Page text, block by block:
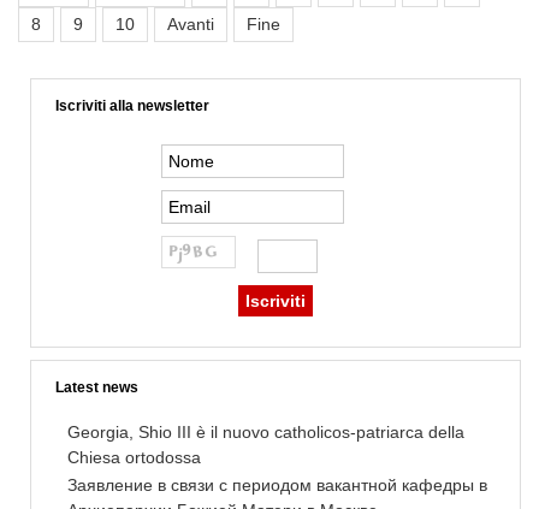
8
9 10 Avanti Fine
Iscriviti alla newsletter
Latest news
Georgia, Shio III è il nuovo catholicos-patriarca della
Chiesa ortodossa
Заявление в связи с периодом вакантной кафедры в